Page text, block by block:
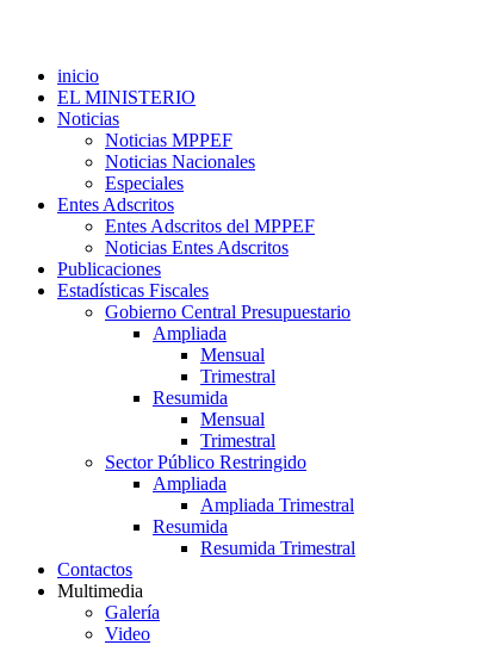
inicio
EL MINISTERIO
Noticias
Noticias MPPEF
Noticias Nacionales
Especiales
Entes Adscritos
Entes Adscritos del MPPEF
Noticias Entes Adscritos
Publicaciones
Estadísticas Fiscales
Gobierno Central Presupuestario
Ampliada
Mensual
Trimestral
Resumida
Mensual
Trimestral
Sector Público Restringido
Ampliada
Ampliada Trimestral
Resumida
Resumida Trimestral
Contactos
Multimedia
Galería
Video